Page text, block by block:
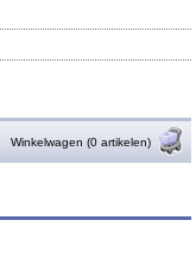
Winkelwagen (0 artikelen)